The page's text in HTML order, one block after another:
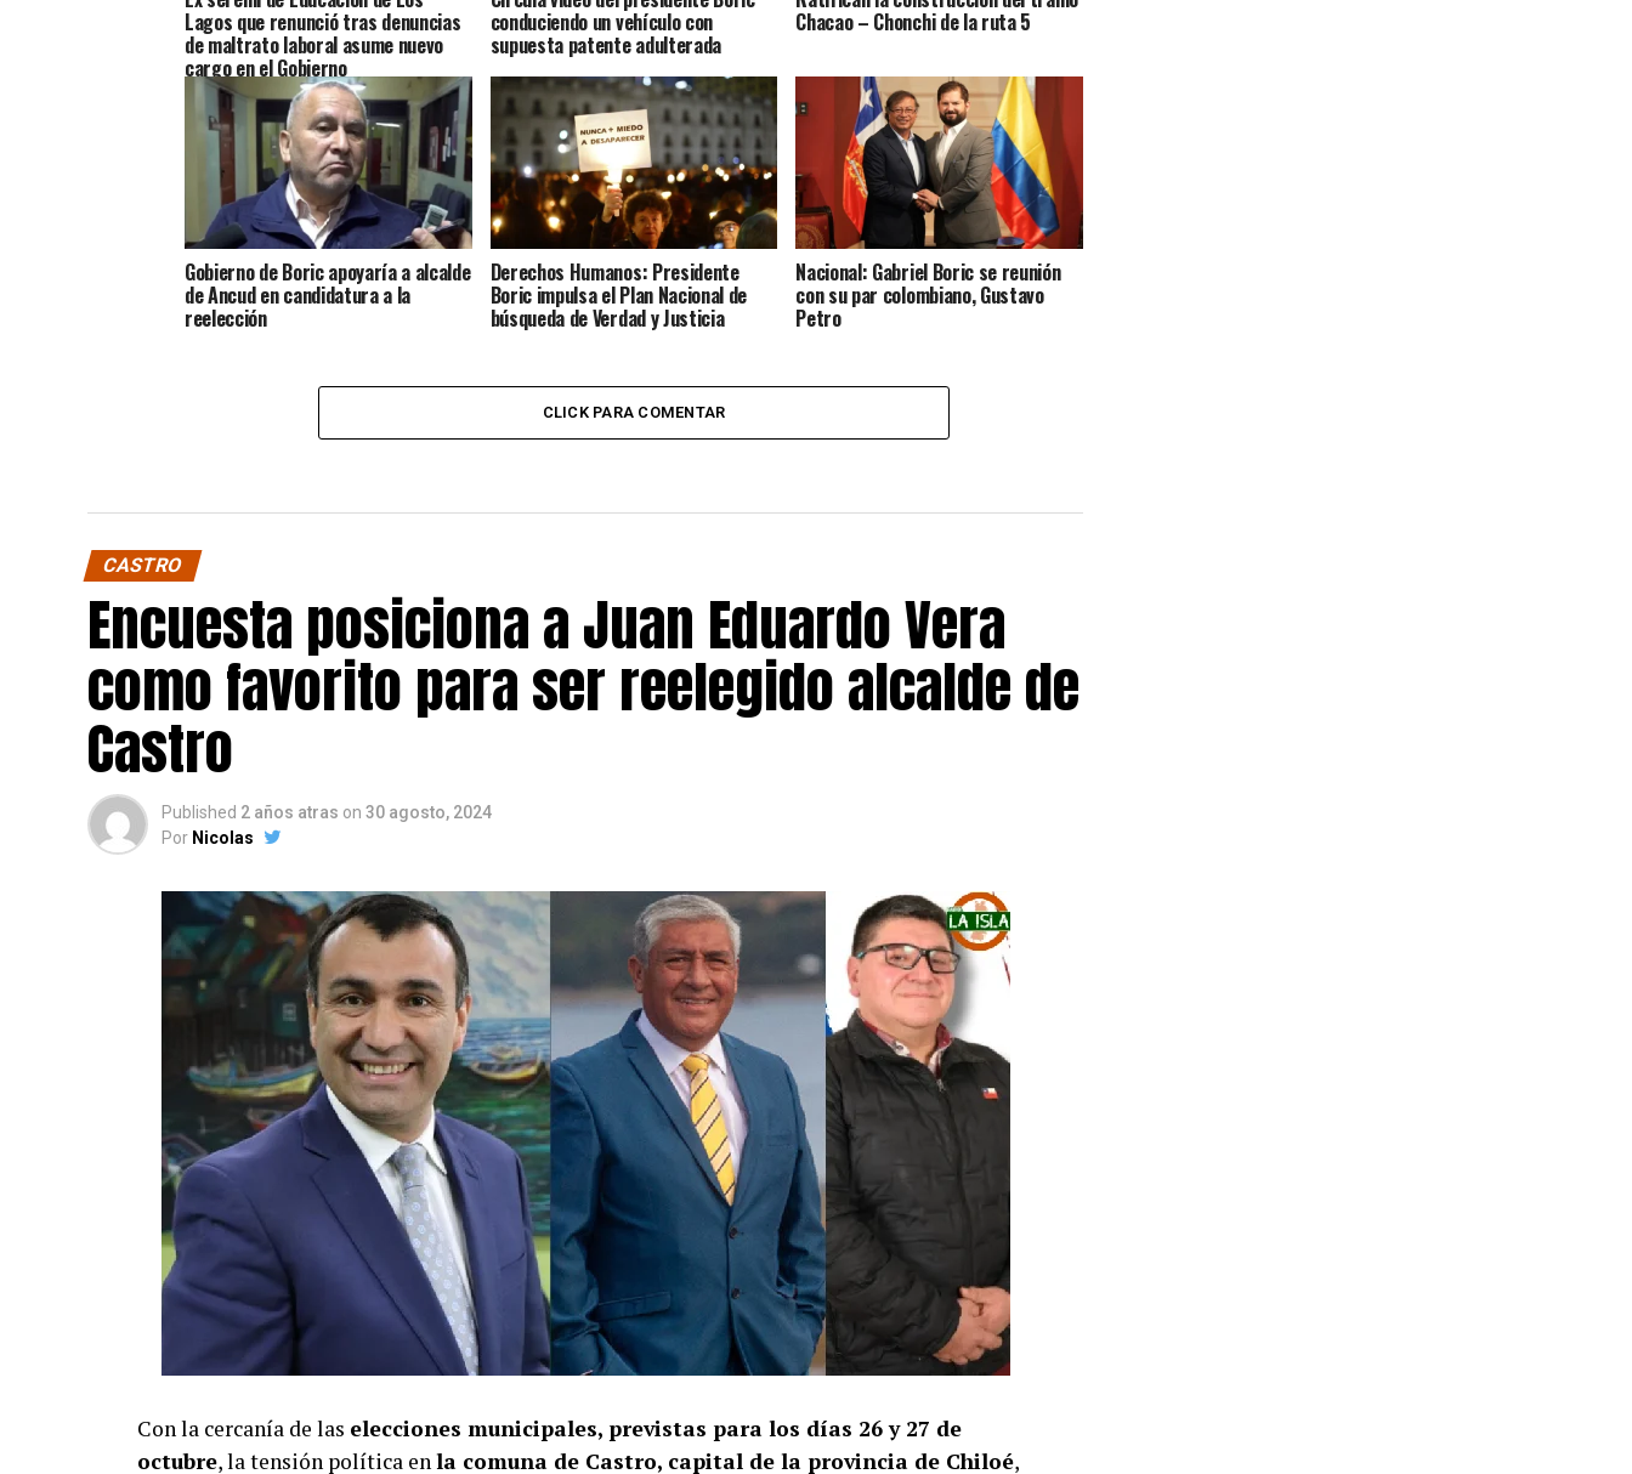
Lagos que renunció tras denuncias
de maltrato laboral asume nuevo
cargo en el Gobierno
conduciendo un vehículo con
supuesta patente adulterada
Chacao – Chonchi de la ruta 5
Gobierno de Boric apoyaría a alcalde
de Ancud en candidatura a la
reelección
Derechos Humanos: Presidente
Boric impulsa el Plan Nacional de
búsqueda de Verdad y Justicia
Nacional: Gabriel Boric se reunión
con su par colombiano, Gustavo
Petro
CLICK PARA COMENTAR
CASTRO
Encuesta posiciona a Juan Eduardo Vera
como favorito para ser reelegido alcalde de
Castro
Published 2 años atras on 30 agosto, 2024
Por Nicolas
Con la cercanía de las elecciones municipales, previstas para los días 26 y 27 de
octubre, la tensión política enla comuna de Castro, capital de la provincia de Chiloé,